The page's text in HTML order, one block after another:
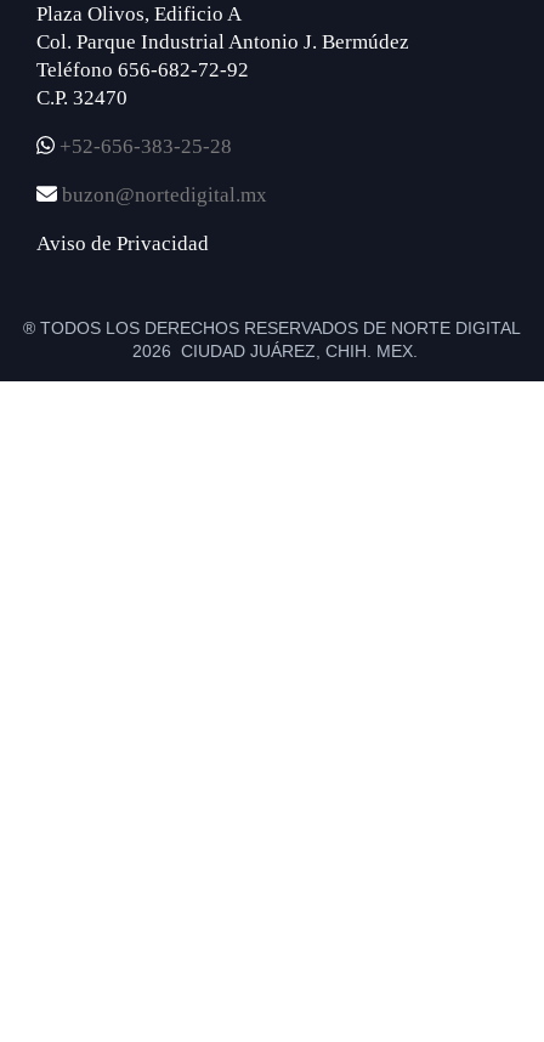
Plaza Olivos, Edificio A
Col. Parque Industrial Antonio J. Bermúdez
Teléfono 656-682-72-92
C.P. 32470
+52-656-383-25-28
buzon@nortedigital.mx
Aviso de Privacidad
® TODOS LOS DERECHOS RESERVADOS DE NORTE DIGITAL
2026 CIUDAD JUÁREZ, CHIH. MEX.